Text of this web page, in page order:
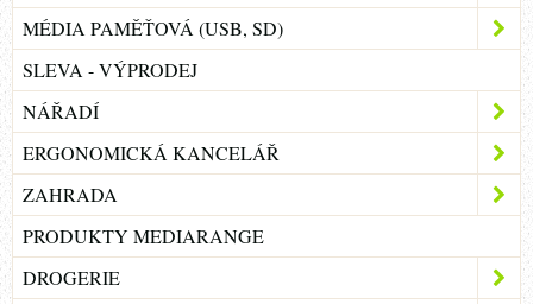
MÉDIA PAMĚŤOVÁ (USB, SD)
SLEVA - VÝPRODEJ
NÁŘADÍ
ERGONOMICKÁ KANCELÁŘ
ZAHRADA
PRODUKTY MEDIARANGE
DROGERIE